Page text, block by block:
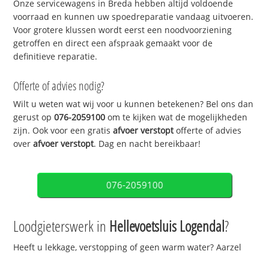
Onze servicewagens in Breda hebben altijd voldoende
voorraad en kunnen uw spoedreparatie vandaag uitvoeren.
Voor grotere klussen wordt eerst een noodvoorziening
getroffen en direct een afspraak gemaakt voor de
definitieve reparatie.
Offerte of advies nodig?
Wilt u weten wat wij voor u kunnen betekenen? Bel ons dan
gerust op076-2059100 om te kijken wat de mogelijkheden
zijn. Ook voor een gratisafvoer verstoptofferte of advies
overafvoer verstopt. Dag en nacht bereikbaar!
076-2059100
Loodgieterswerk in Hellevoetsluis Logendal?
Heeft u lekkage, verstopping of geen warm water? Aarzel